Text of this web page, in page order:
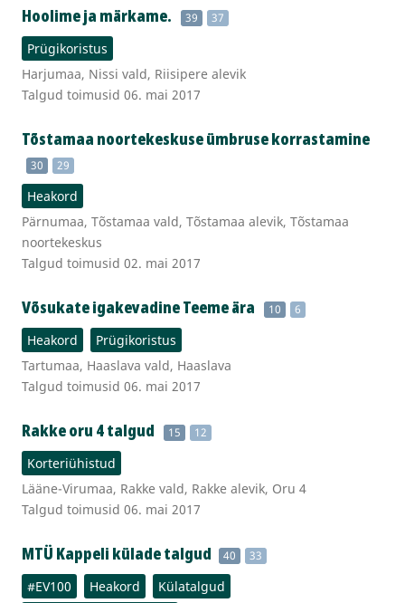
Hoolime ja märkame. 39 37
Prügikoristus
Harjumaa, Nissi vald, Riisipere alevik
Talgud toimusid 06. mai 2017
Tõstamaa noortekeskuse ümbruse korrastamine
30 29
Heakord
Pärnumaa, Tõstamaa vald, Tõstamaa alevik, Tõstamaa
noortekeskus
Talgud toimusid 02. mai 2017
Võsukate igakevadine Teeme ära 10 6
Heakord
Prügikoristus
Tartumaa, Haaslava vald, Haaslava
Talgud toimusid 06. mai 2017
Rakke oru 4 talgud 15 12
Korteriühistud
Lääne-Virumaa, Rakke vald, Rakke alevik, Oru 4
Talgud toimusid 06. mai 2017
MTÜ Kappeli külade talgud 40 33
#EV100 Heakord
Külatalgud